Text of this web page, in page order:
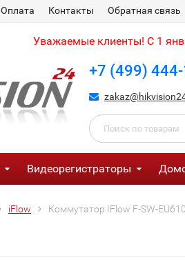
Оплата Контакты Обратная связь
Уважаемые клиенты! С 1
+7 (499)
Видеорегистраторы
iFlow Коммутатор IFlow F-SW-